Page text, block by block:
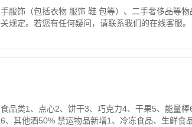
服饰（包括衣物 服饰 鞋 包等）、二手奢侈品等
定。若您有任何疑问，请联系我们的在线客服。
品类1、点心2、饼干3、巧克力4、干果5、能量
其他酒50% 禁运物品新增1、冷冻食品、生鲜